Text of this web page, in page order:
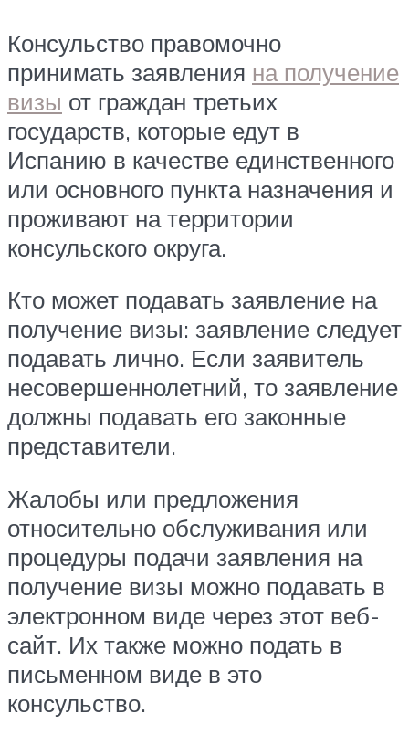
Консульство правомочно
принимать заявления на получение
визы от граждан третьих
государств, которые едут в
Испанию в качестве единственного
или основного пункта назначения и
проживают на территории
консульского округа.
Кто может подавать заявление на
получение визы: заявление следует
подавать лично. Если заявитель
несовершеннолетний, то заявление
должны подавать его законные
представители.
Жалобы или предложения
относительно обслуживания или
процедуры подачи заявления на
получение визы можно подавать в
электронном виде через этот веб-
сайт​. Их также можно подать в
письменном виде в это
консульство.